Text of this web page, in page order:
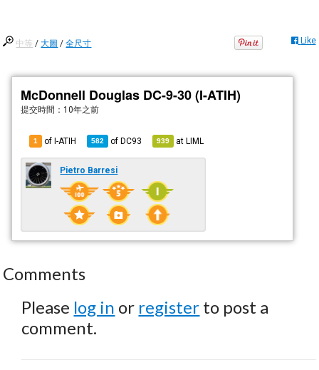
中等 /大圖 /全尺寸 Like
McDonnell Douglas DC-9-30 (I-ATIH)
提交時間： 10年之前
1 of I-ATIH 582 ofDC93 939 atLIML
Pietro Barresi
Comments
Please log in or register to post a
comment.